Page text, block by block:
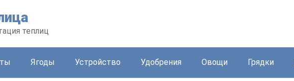
теплиц
Ягоды Устройство Удобрения Овощи Грядки